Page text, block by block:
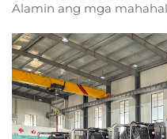
Alamin ang mga
pagiging maaasahan,
ROI. I-download ang